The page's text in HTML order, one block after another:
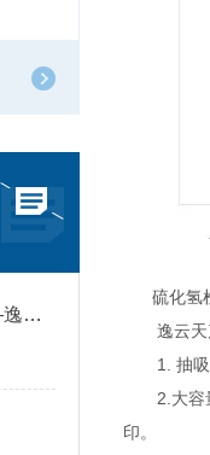
硫化氢检测仪有哪些特点?——逸云天分享
硫化氢
逸云天产
1. 抽吸式
2.大容量
印。